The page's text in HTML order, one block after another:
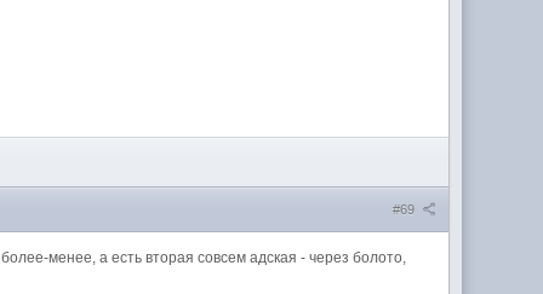
#69
менее, а есть вторая совсем адская - через болото,